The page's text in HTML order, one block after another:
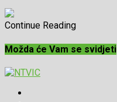
Continue Reading
Možda će Vam se svidjeti